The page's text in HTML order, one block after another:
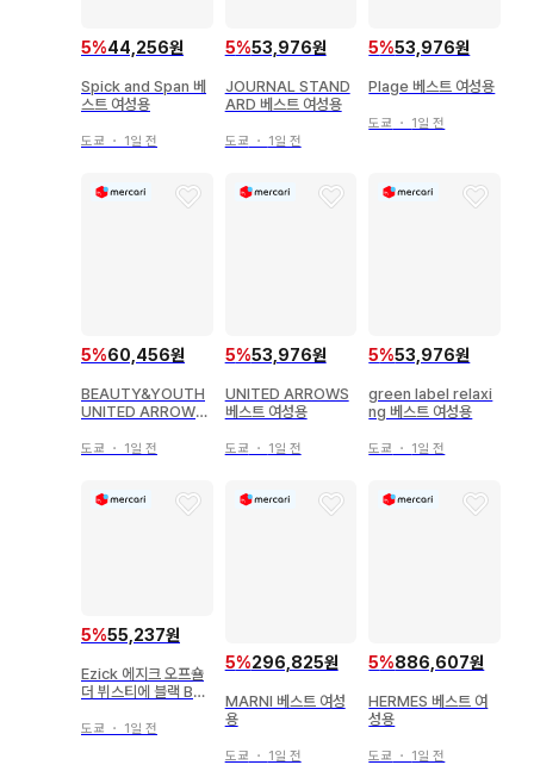
5%44,256원
Spick and Span 베
스트 여성용
도쿄 ・ 1일 전
5%53,976원
JOURNAL STAND
ARD 베스트 여성용
도쿄 ・ 1일 전
5%53,976원
Plage 베스트 여성용
도쿄 ・ 1일 전
5%60,456원
BEAUTY&YOUTH
UNITED ARROWS
도쿄 ・ 1일 전
5%53,976원
UNITED ARROWS
베스트 여성용
도쿄 ・ 1일 전
5%53,976원
green label relaxi
ng 베스트 여성용
도쿄 ・ 1일 전
5%55,237원
Ezick 에지크 오프숄
더 뷔스티에 블랙 Ball
도쿄 ・ 1일 전
5%296,825원
MARNI 베스트 여성
용
도쿄 ・ 1일 전
5%886,607원
HERMES 베스트 여
성용
도쿄 ・ 1일 전